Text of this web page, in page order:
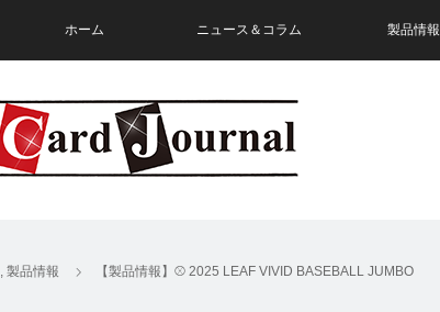
ホーム ニュース＆コラム 製品情報
, 製品情報 【製品情報】⚾ 2025 LEAF VIVID BASEBALL JUMBO